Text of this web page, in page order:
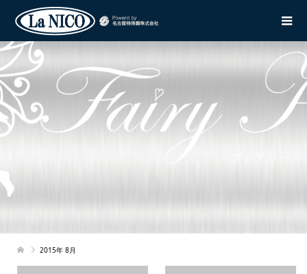
2015年 8月